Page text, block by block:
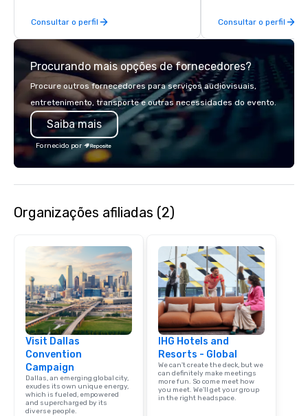
Consultar o perfil
years of industry
commitment to
smart, reliable
make the end-user
seamless from start to
Consultar o perfil
Procurando mais opções de fornecedores?
Procure outros fornecedores para serviços audiovisuais,
entretenimento, transporte e outras necessidades do evento.
Saiba mais
Fornecido por
Organizações afiliadas (2)
Visit Dallas
Convention
Campaign
Dallas, an emerging global city,
exudes its own unique energy,
which is fueled, empowered
and supercharged by its
diverse people.
IHG Hotels and
Resorts - Global
We can't create the deck, but we
can definitely make meetings
more fun. So come meet how
you meet. We'll get your group
in the right headspace.